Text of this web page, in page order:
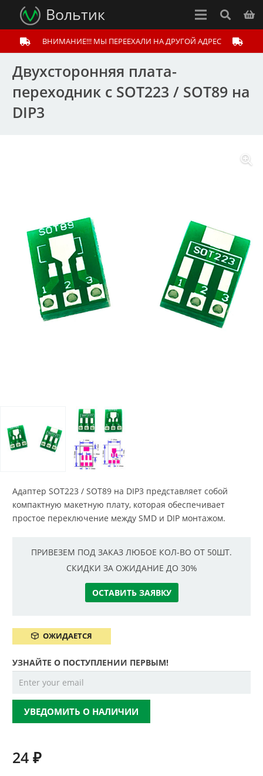
Вольтик
ВНИМАНИЕ!!! МЫ ПЕРЕЕХАЛИ НА ДРУГОЙ АДРЕС
Двухсторонняя плата-
переходник с SOT223 / SOT89 на
DIP3
Адаптер SOT223 / SOT89 на DIP3 представляет собой
компактную макетную плату, которая обеспечивает
простое переключение между SMD и DIP монтажом.
ПРИВЕЗЕМ ПОД ЗАКАЗ ЛЮБОЕ КОЛ-ВО ОТ 50ШТ.
СКИДКИ ЗА ОЖИДАНИЕ ДО 30%
ОСТАВИТЬ ЗАЯВКУ
ОЖИДАЕТСЯ
УЗНАЙТЕ О ПОСТУПЛЕНИИ ПЕРВЫМ!
УВЕДОМИТЬ О НАЛИЧИИ
24 ₽